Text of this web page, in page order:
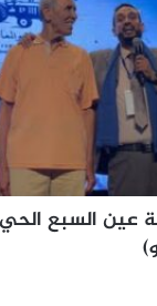
عين السبع